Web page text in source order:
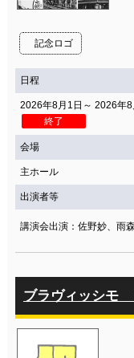
アクセシビリティ/
サービス
座席表
プラットニュース
サイトマップ
記念ロゴ
日程
2026年8月1日～
終了
会場
主ホール
出演者等
講演会出演：佐野妙、雨
ブラヴィッシモ
関連団体・施設